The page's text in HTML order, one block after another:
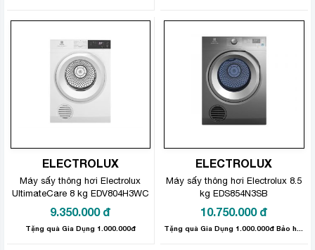
ELECTROLUX
Máy sấy thông hơi Electrolux
UltimateCare 8 kg EDV804H3WC
9.350.000 đ
Tặng quà Gia Dụng 1.000.000đ
ELECTROLUX
Máy sấy thông hơi Electrolux 8.5
kg EDS854N3SB
10.750.000 đ